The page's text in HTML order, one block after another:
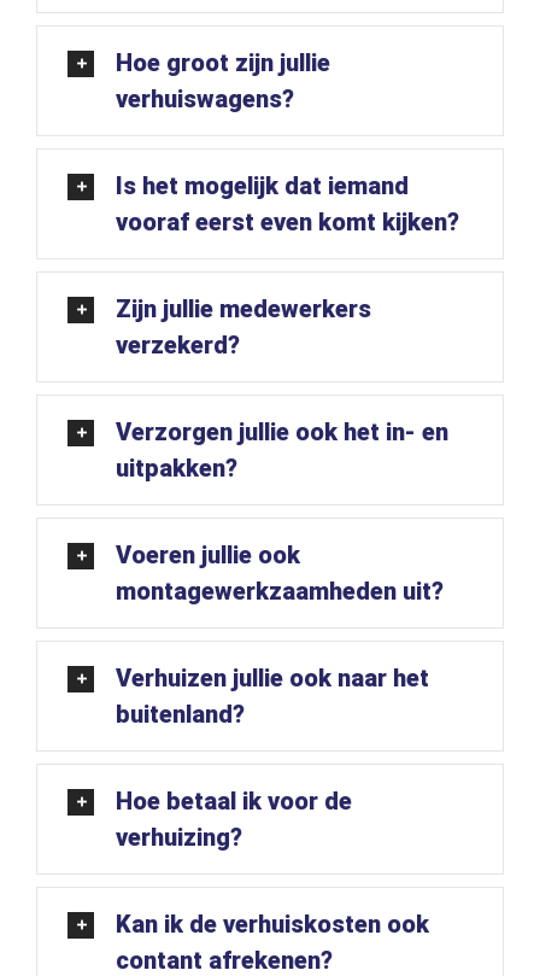
Hoe groot zijn jullie
verhuiswagens?
Is het mogelijk dat iemand
vooraf eerst even komt kijken?
Zijn jullie medewerkers
verzekerd?
Verzorgen jullie ook het in- en
uitpakken?
Voeren jullie ook
montagewerkzaamheden uit?
Verhuizen jullie ook naar het
buitenland?
Hoe betaal ik voor de
verhuizing?
Kan ik de verhuiskosten ook
contant afrekenen?